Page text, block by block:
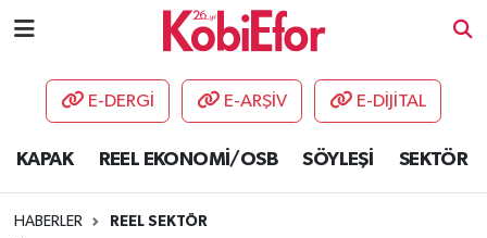
E-DERGİ E-ARŞİV E-DİJİTAL
KAPAK REEL EKONOMİ/OSB SÖYLEŞİ SEKTÖR
HABERLER REEL SEKTÖR
AKADEMİ
DESTEK-TEŞVİK